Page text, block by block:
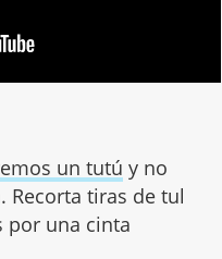
un tutú y no
Recorta tiras de tul
por una cinta